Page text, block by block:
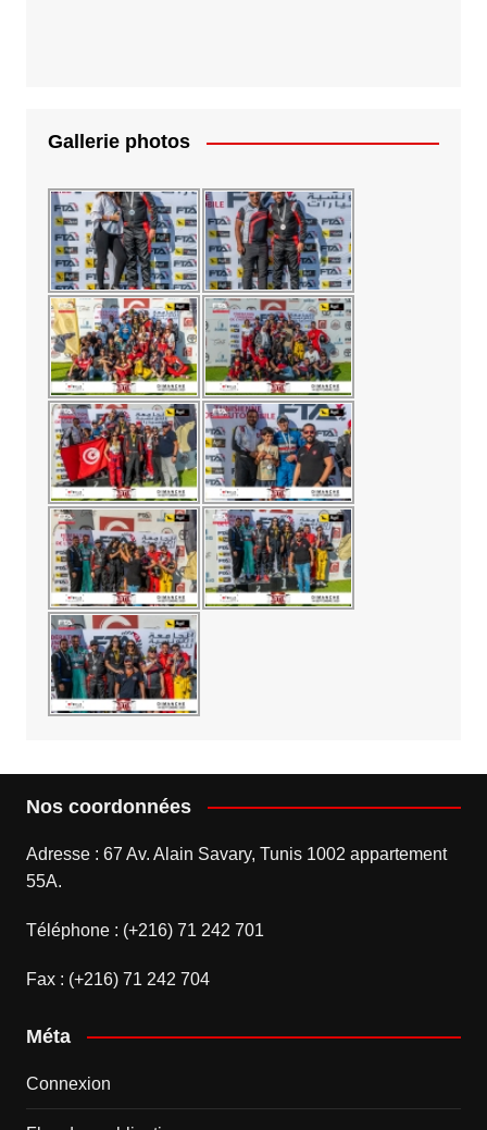
Gallerie photos
Nos coordonnées
Adresse : 67 Av. Alain Savary, Tunis 1002 appartement
55A.
Téléphone : (+216) 71 242 701
Fax : (+216) 71 242 704
Méta
Connexion